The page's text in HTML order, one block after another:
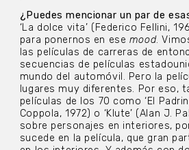
¿Puedes mencionar un par de
‘La dolce vita’ (Federico Fellini,
para ponernos en ese mood.
las películas de carreras de
secuencias de películas
mundo del automóvil. Pero la
lugares muy diferentes. Por eso,
películas de los 70 como ‘El
Coppola, 1972) o ‘Klute’ (Alan J.
sobre personajes en interiores,
sucede en la película, que gran